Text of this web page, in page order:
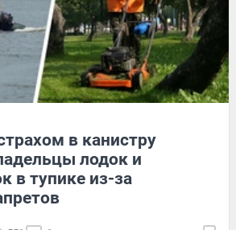
в канистру
лодок и
в тупике из-за